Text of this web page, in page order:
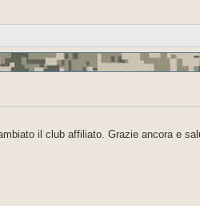
il club affiliato. Grazie ancora e